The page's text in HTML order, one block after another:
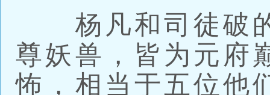
杨凡和司徒破的
尊妖兽，皆为元府
怖，相当于五位他